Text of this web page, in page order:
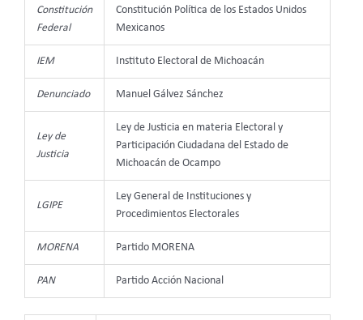
Constitución
Federal
Constitución Política de los Estados Unidos
Mexicanos
IEM Instituto Electoral de Michoacán
Denunciado Manuel Gálvez Sánchez
Ley de
Justicia
Ley de Justicia en materia Electoral y
Participación Ciudadana del Estado de
Michoacán de Ocampo
LGIPE
Ley General de Instituciones y
Procedimientos Electorales
MORENA Partido MORENA
PAN Partido Acción Nacional